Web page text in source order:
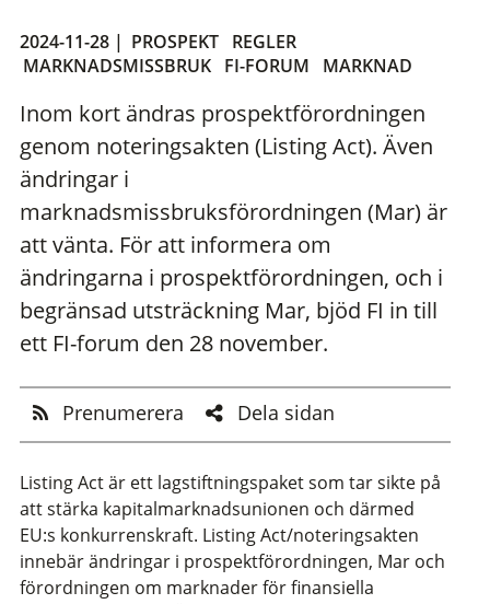
2024-11-28 | PROSPEKT REGLER
MARKNADSMISSBRUK FI-FORUM MARKNAD
Inom kort ändras prospektförordningen
genom noteringsakten (Listing Act). Även
ändringar i
marknadsmissbruksförordningen (Mar) är
att vänta. För att informera om
ändringarna i prospektförordningen, och i
begränsad utsträckning Mar, bjöd FI in till
ett FI-forum den 28 november.
Prenumerera Dela sidan
Listing Act är ett lagstiftningspaket som tar sikte på
att stärka kapitalmarknadsunionen och därmed
EU:s konkurrenskraft. Listing Act/noteringsakten
innebär ändringar i prospektförordningen, Mar och
förordningen om marknader för finansiella